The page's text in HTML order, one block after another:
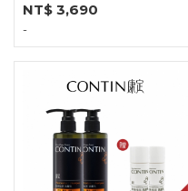
NT$ 3,690
-